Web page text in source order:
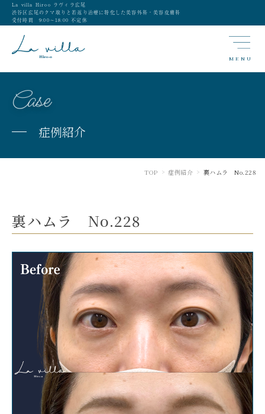
La villa Hiroo ラヴィラ広尾
渋谷区広尾のクマ取りと若返り治療に特化した美容外科・美容皮膚科
受付時間 9:00〜18:00 不定休
MENU
Case
症例紹介
TOP > 症例紹介 > 裏ハムラ No.228
裏ハムラ No.228